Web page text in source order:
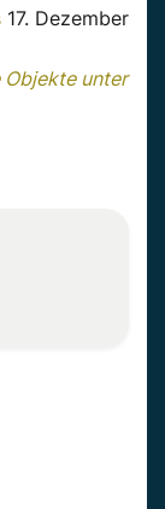
17. Dezember
Objekte unter